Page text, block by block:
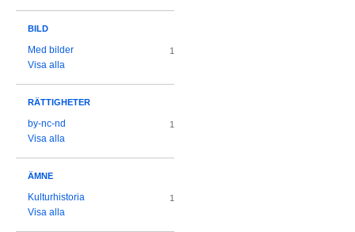
BILD
Med bilder 1
Visa alla
RÄTTIGHETER
by-nc-nd 1
Visa alla
ÄMNE
Kulturhistoria 1
Visa alla